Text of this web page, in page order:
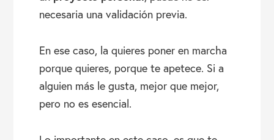
necesaria una validación previa.
En ese caso, la quieres poner en marcha
porque quieres, porque te apetece. Si a
alguien más le gusta, mejor que mejor,
pero no es esencial.